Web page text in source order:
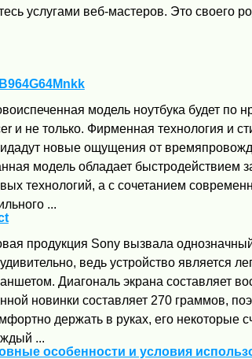
услугами веб-мастеров. Это своего
модель ноутбука будет по
и не только. Фирменная технология и
новые ощущения от
модель обладает быстродействием
технологий, а с сочетанием
...
продукция Sony вызвала
ведь устройство является
Диагональ экрана составляет
новинки составляет 270 граммов,
держать в руках, его некоторые
...
особенности и условия